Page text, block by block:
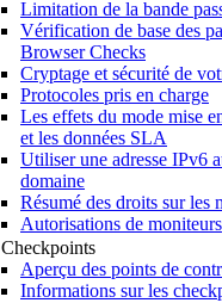
Limitation de la bande
Vérification de base des
Browser Checks
Cryptage et sécurité de
Protocoles pris en charge
Les effets du mode mise
et les données SLA
Utiliser une adresse IPv6
domaine
Résumé des droits sur les
Autorisations de moniteurs
Checkpoints
Aperçu des points de
Informations sur les